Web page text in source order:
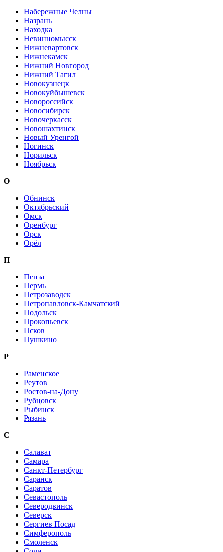
Набережные Челны
Назрань
Находка
Невинномысск
Нижневартовск
Нижнекамск
Нижний Новгород
Нижний Тагил
Новокузнецк
Новокуйбышевск
Новороссийск
Новосибирск
Новочеркасск
Новошахтинск
Новый Уренгой
Ногинск
Норильск
Ноябрьск
О
Обнинск
Октябрьский
Омск
Оренбург
Орск
Орёл
П
Пенза
Пермь
Петрозаводск
Петропавловск-Камчатский
Подольск
Прокопьевск
Псков
Пушкино
Р
Раменское
Реутов
Ростов-на-Дону
Рубцовск
Рыбинск
Рязань
С
Салават
Самара
Санкт-Петербург
Саранск
Саратов
Севастополь
Северодвинск
Северск
Сергиев Посад
Симферополь
Смоленск